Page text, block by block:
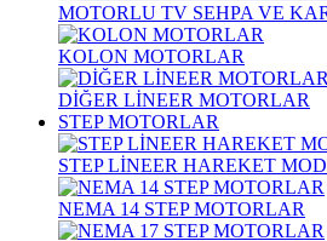
MOTORLU TV SEHPA VE
KOLON MOTORLAR
DİĞER LİNEER MOTORLAR
STEP MOTORLAR
STEP LİNEER HAREKET
NEMA 14 STEP MOTORLAR